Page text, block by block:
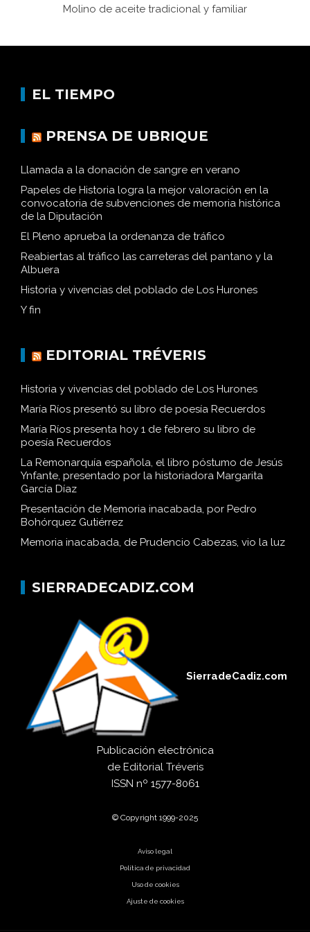
Molino de aceite tradicional y familiar
EL TIEMPO
PRENSA DE UBRIQUE
Llamada a la donación de sangre en verano
Papeles de Historia logra la mejor valoración en la
convocatoria de subvenciones de memoria histórica
de la Diputación
El Pleno aprueba la ordenanza de tráfico
Reabiertas al tráfico las carreteras del pantano y la
Albuera
Historia y vivencias del poblado de Los Hurones
Y fin
EDITORIAL TRÉVERIS
Historia y vivencias del poblado de Los Hurones
María Ríos presentó su libro de poesía Recuerdos
María Ríos presenta hoy 1 de febrero su libro de
poesía Recuerdos
La Remonarquía española, el libro póstumo de Jesús
Ynfante, presentado por la historiadora Margarita
García Díaz
Presentación de Memoria inacabada, por Pedro
Bohórquez Gutiérrez
Memoria inacabada, de Prudencio Cabezas, vio la luz
SIERRADECADIZ.COM
SierradeCadiz.com
Publicación electrónica
de Editorial Tréveris
ISSN nº 1577-8061
© Copyright 1999-2025
Aviso legal
Política de privacidad
Uso de cookies
Ajuste de cookies